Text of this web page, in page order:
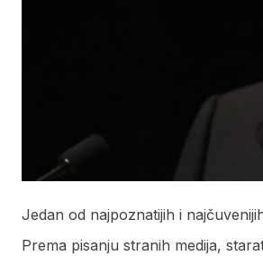
Jedan od najpoznatijih i
Prema pisanju stranih medija,